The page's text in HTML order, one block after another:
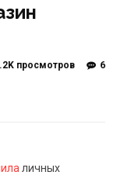
6
просмотров
личных